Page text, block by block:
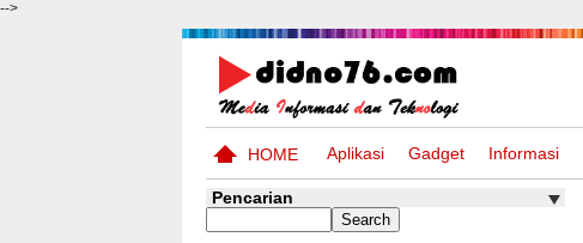
-->
HOME Aplikasi Gadget Informasi
Pencarian